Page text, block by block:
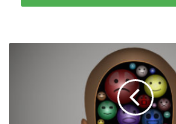
hekimus + Ülkemizde bu sorunla